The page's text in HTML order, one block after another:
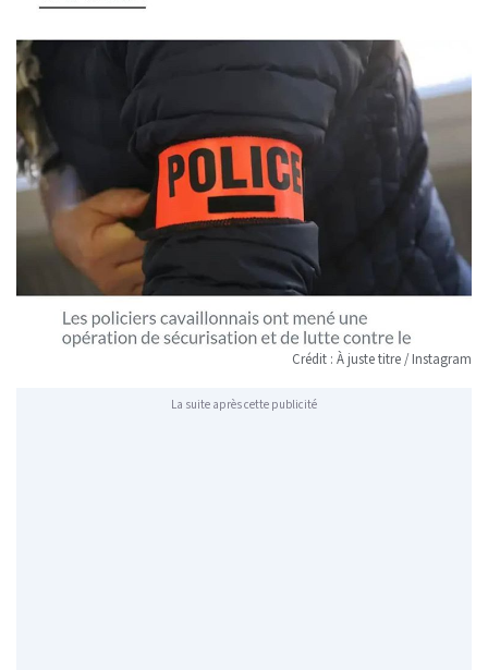
Crédit : À juste titre / Instagram
La suite après cette publicité